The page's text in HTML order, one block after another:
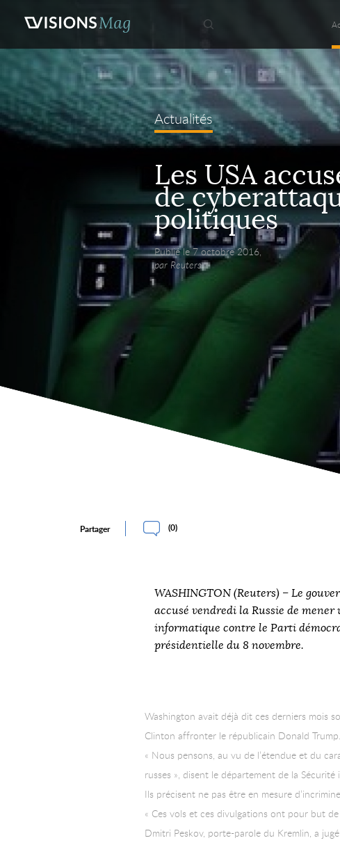
Actualités
Les USA
de
politiques
Publié le 7 octobre 2016,
par Reuters.
Partager (0)
WASHINGTON (Reuters) – Le
accusé vendredi la Russie de
informatique contre le Parti
présidentielle du 8 novembre.
Washington avait déjà dit ces derniers mois
Clinton affronter le républicain Donald Trump.
« Nous pensons, au vu de l’étendue et du
russes », disent le département de la
Ils précisent ne pas être en mesure
« Ces vols et ces divulgations ont pour but
Dmitri Peskov, porte-parole du Kremlin, a